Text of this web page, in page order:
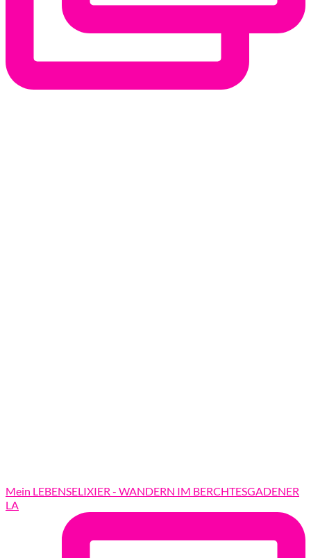
Mein LEBENSELIXIER - WANDERN IM BERCHTESGADENER
LA